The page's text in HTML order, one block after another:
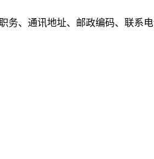
务、通讯地址、邮政编码、联系